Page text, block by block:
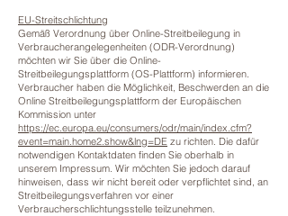
EU-Streitschlichtung
Gemäß Verordnung über Online-Streitbeilegung in
Verbraucherangelegenheiten (ODR-Verordnung)
möchten wir Sie über die Online-
Streitbeilegungsplattform (OS-Plattform) informieren.
Verbraucher haben die Möglichkeit, Beschwerden an die
Online Streitbeilegungsplattform der Europäischen
Kommission unter
https://ec.europa.eu/consumers/odr/main/index.cfm?
event=main.home2.show&lng=DE zu richten. Die dafür
notwendigen Kontaktdaten finden Sie oberhalb in
unserem Impressum. Wir möchten Sie jedoch darauf
hinweisen, dass wir nicht bereit oder verpflichtet sind, an
Streitbeilegungsverfahren vor einer
Verbraucherschlichtungsstelle teilzunehmen.